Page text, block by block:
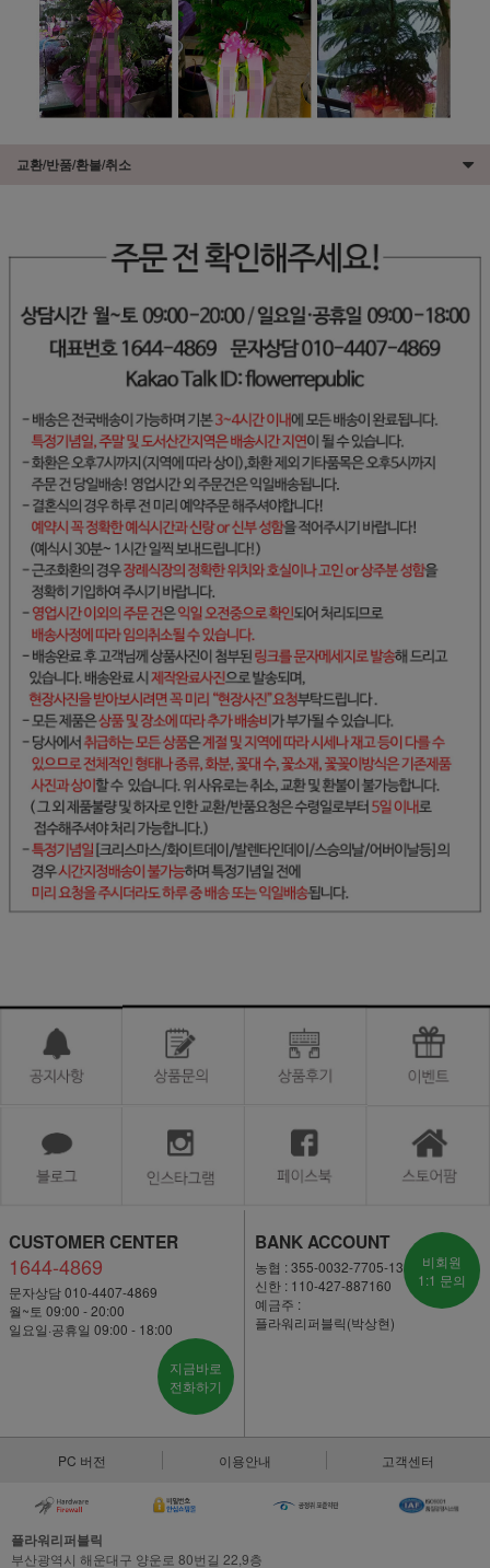
교환/반품/환불/취소
CUSTOMER CENTER
1644-4869
문자상담 010-4407-4869
월~토 09:00 - 20:00
일요일·공휴일 09:00 - 18:00
지금바로
전화하기
BANK ACCOUNT
농협 : 355-0032-7705-13
신한 : 110-427-887160
예금주 :
플라워리퍼블릭(박상현)
비회원
1:1 문의
PC 버전 이용안내 고객센터
플라워리퍼블릭
부산광역시 해운대구 양운로 80번길 22,9층